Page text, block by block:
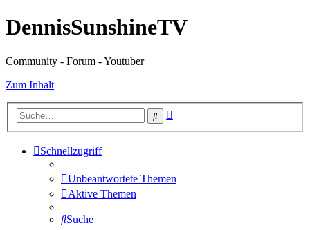
DennisSunshineTV
Community - Forum - Youtuber
Zum Inhalt
Suche
Schnellzugriff
Unbeantwortete Themen
Aktive Themen
Suche